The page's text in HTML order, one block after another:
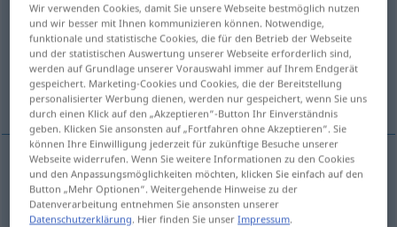
Übersicht aller Übersetzungen
(Für mehr Details die Übersetzung anklicken/antippen)
zelante, solerte, diligente
zelante,solerte,diligente eifrig
Wir verwenden Cookies, damit Sie unsere Webseite bestmöglich nutzen
und wir besser mit Ihnen kommunizieren können. Notwendige,
funktionale und statistische Cookies, die für den Betrieb der Webseite
und der statistischen Auswertung unserer Webseite erforderlich sind,
werden auf Grundlage unserer Vorauswahl immer auf Ihrem Endgerät
gespeichert. Marketing-Cookies und Cookies, die der Bereitstellung
personalisierter Werbung dienen, werden nur gespeichert, wenn Sie uns
durch einen Klick auf den „Akzeptieren“-Button Ihr Einverständnis
geben. Klicken Sie ansonsten auf „Fortfahren ohne Akzeptieren“. Sie
können Ihre Einwilligung jederzeit für zukünftige Besuche unserer
Webseite widerrufen. Wenn Sie weitere Informationen zu den Cookies
und den Anpassungsmöglichkeiten möchten, klicken Sie einfach auf den
Button „Mehr Optionen“. Weitergehende Hinweise zu der
Datenverarbeitung entnehmen Sie ansonsten unserer
Datenschutzerklärung. Hier finden Sie unserImpressum.